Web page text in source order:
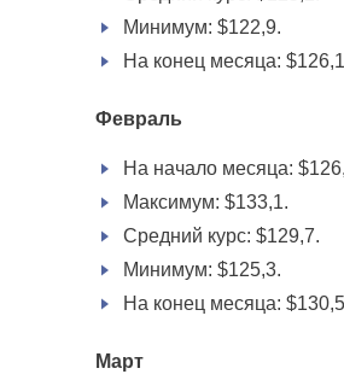
Минимум: $122,9.
На конец месяца:
Февраль
На начало месяца:
Максимум: $133,1.
Средний курс: $129,7.
Минимум: $125,3.
На конец месяца:
Март